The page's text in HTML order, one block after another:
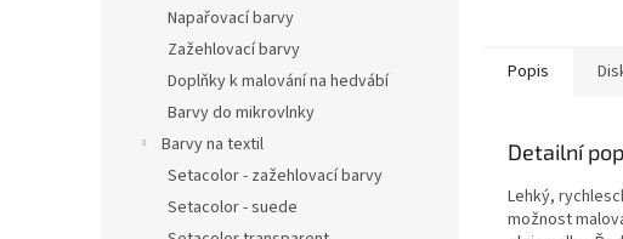
Napařovací barvy
Zažehlovací barvy
Doplňky k malování na hedvábí
Barvy do mikrovlnky
Barvy na textil
Setacolor - zažehlovací barvy
Setacolor - suede
Popis
Detailní
Lehký,
možnost